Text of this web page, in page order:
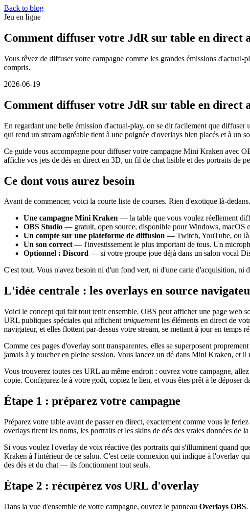
Back to blog
Jeu en ligne
Comment diffuser votre JdR sur table en direct
Vous rêvez de diffuser votre campagne comme les grandes émissions
compris.
2026-06-19
Comment diffuser votre JdR sur table en direct
En regardant une belle émission d'actual-play, on se dit facilement que
qui rend un stream agréable tient à une poignée d'overlays bien placés et à
Ce guide vous accompagne pour diffuser votre campagne Mini Kraken avec
affiche vos jets de dés en direct en 3D, un fil de chat lisible et des portraits de
Ce dont vous aurez besoin
Avant de commencer, voici la courte liste de courses. Rien d'exotique là-dedans.
Une campagne Mini Kraken — la table que vous voulez réellement
OBS Studio — gratuit, open source, disponible pour Windows, macOS
Un compte sur une plateforme de diffusion — Twitch, YouTube, ou là
Un son correct— l'investissement le plus important de tous. Un
Optionnel : Discord — si votre groupe joue déjà dans un salon vocal
C'est tout. Vous n'avez besoin ni d'un fond vert, ni d'une carte d'acquisition, ni
L'idée centrale : les overlays en source
Voici le concept qui fait tout tenir ensemble. OBS peut afficher une page web
URL publiques spéciales qui affichent uniquementles éléments en direct de
navigateur, et elles flottent par-dessus votre stream, se mettant à jour en temps
Comme ces pages d'overlay sont transparentes, elles se superposent
jamais à y toucher en pleine session. Vous lancez un dé dans Mini Kraken, et
Vous trouverez toutes ces URL au même endroit : ouvrez votre campagne,
copie. Configurez-le à votre goût, copiez le lien, et vous êtes prêt à le déposer
Étape 1 : préparez votre campagne
Préparez votre table avant de passer en direct, exactement comme vous le
overlays tirent les noms, les portraits et les skins de dés des vraies données de
Si vous voulez l'overlay de voix réactive (les portraits qui s'illuminent quand
Kraken à l'intérieur de ce salon. C'est cette connexion qui indique à l'overlay
des dés et du chat — ils fonctionnent tout seuls.
Étape 2 : récupérez vos URL d'overlay
Dans la vue d'ensemble de votre campagne, ouvrez le panneau Overlays OBS.